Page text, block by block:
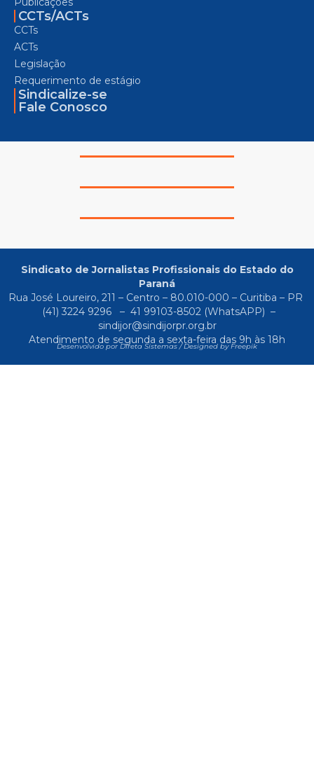
CCTs/ACTs
CCTs
ACTs
Legislação
Requerimento de estágio
Sindicalize-se
Fale Conosco
Sindicato de Jornalistas Profissionais do Estado do
Paraná
Rua José Loureiro, 211 – Centro – 80.010-000 – Curitiba – PR
(41) 3224 9296
– 41 99103-8502(WhatsAPP) –
sindijor@sindijorpr.org.br
Atendimento de segunda a sexta-feira das 9h às 18h
Desenvolvido por Direta Sistemas /Designed by Freepik